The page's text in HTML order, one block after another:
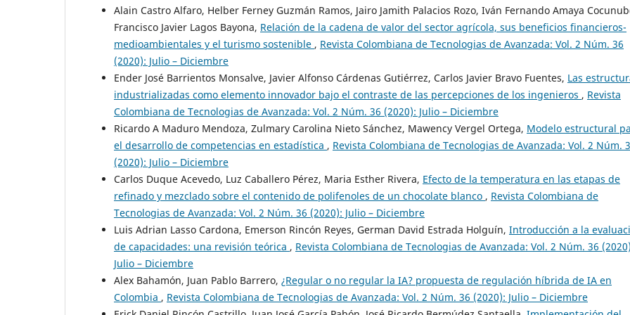
Alain Castro Alfaro, Helber Ferney Guzmán Ramos, Jairo Jamith Palacios Rozo, Iván Fernando Amaya
Francisco Javier Lagos Bayona, Relación de la cadena de valor del sector agrícola, sus beneficios financieros-
medioambientales y el turismo sostenible , Revista Colombiana de Tecnologias de Avanzada: Vol. 2 Núm. 36
(2020): Julio – Diciembre
Ender José Barrientos Monsalve, Javier Alfonso Cárdenas Gutiérrez, Carlos Javier Bravo Fuentes, Las
industrializadas como elemento innovador bajo el contraste de las percepciones de los ingenieros , Revista
Colombiana de Tecnologias de Avanzada: Vol. 2 Núm. 36 (2020): Julio – Diciembre
Ricardo A Maduro Mendoza, Zulmary Carolina Nieto Sánchez, Mawency Vergel Ortega, Modelo estructural
el desarrollo de competencias en estadística , Revista Colombiana de Tecnologias de Avanzada: Vol. 2 Núm.
(2020): Julio – Diciembre
Carlos Duque Acevedo, Luz Caballero Pérez, Maria Esther Rivera, Efecto de la temperatura en las etapas de
refinado y mezclado sobre el contenido de polifenoles de un chocolate blanco , Revista Colombiana de
Tecnologias de Avanzada: Vol. 2 Núm. 36 (2020): Julio – Diciembre
Luis Adrian Lasso Cardona, Emerson Rincón Reyes, German David Estrada Holguín, Introducción a la
de capacidades: una revisión teórica , Revista Colombiana de Tecnologias de Avanzada: Vol. 2 Núm. 36
Julio – Diciembre
Alex Bahamón, Juan Pablo Barrero, ¿Regular o no regular la IA? propuesta de regulación híbrida de IA en
Colombia , Revista Colombiana de Tecnologias de Avanzada: Vol. 2 Núm. 36 (2020): Julio – Diciembre